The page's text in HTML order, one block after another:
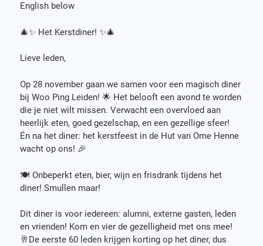
English below
🎄✨ Het Kerstdiner! ✨🎄
Lieve leden,
Op 28 november gaan we samen voor een magisch diner
bij Woo Ping Leiden! 🌟 Het belooft een avond te worden
die je niet wilt missen. Verwacht een overvloed aan
heerlijk eten, goed gezelschap, en een gezellige sfeer!
Én na het diner: het kerstfeest in de Hut van Ome Henne
wacht op ons! 🎉
🍽️ Onbeperkt eten, bier, wijn en frisdrank tijdens het
diner! Smullen maar!
Dit diner is voor iedereen: alumni, externe gasten, leden
en vrienden! Kom en vier de gezelligheid met ons mee!
🥂De eerste 60 leden krijgen korting op het diner, dus